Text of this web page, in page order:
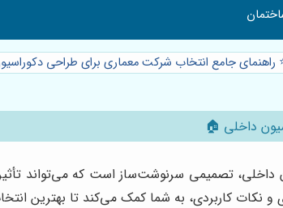
راهنمای جامع انتخاب شرکت معماری برای طراحی
داخلی 🏠
تصمیمی سرنوشت‌ساز است که می‌تواند
و نکات کاربردی، به شما کمک می‌کند تا بهترین